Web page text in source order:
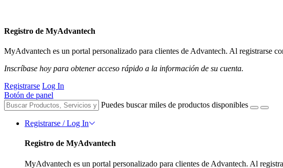
Registro de MyAdvantech
MyAdvantech es un portal personalizado para clientes de Advantech. Al registrarse
Inscríbase hoy para obtener acceso rápido a la información de su cuenta.
Registrarse Log In
Botón de panel
Puedes buscar miles de productos disponibles
Registrarse / Log In
Registro de MyAdvantech
MyAdvantech es un portal personalizado para clientes de Advantech. Al